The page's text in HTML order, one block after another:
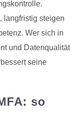
langfristig steigen
Wer sich in
und Datenqualität
seine
so